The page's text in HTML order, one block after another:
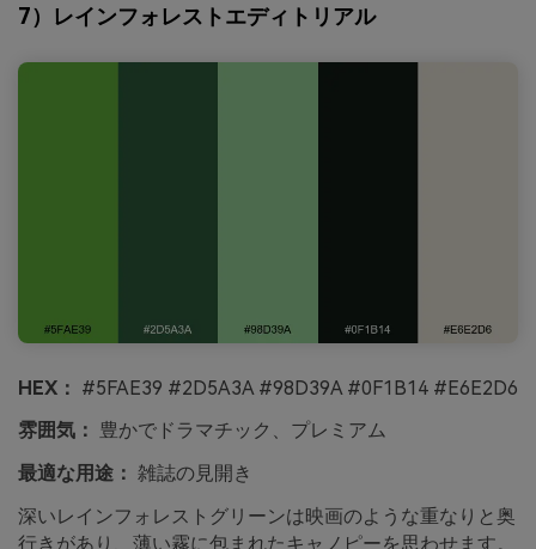
7）レインフォレストエディトリアル
HEX： #5FAE39 #2D5A3A #98D39A #0F1B14 #E6E2D6
雰囲気： 豊かでドラマチック、プレミアム
最適な用途： 雑誌の見開き
深いレインフォレストグリーンは映画のような重なりと奥
行きがあり、薄い霧に包まれたキャノピーを思わせます。